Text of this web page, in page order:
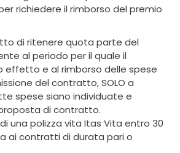
richiedere il rimborso del premio
di ritenere quota parte del
al periodo per il quale il
e al rimborso delle spese
del contratto, SOLO a
spese siano individuate e
di contratto.
una polizza vita Itas Vita entro 30
ai contratti di durata pari o